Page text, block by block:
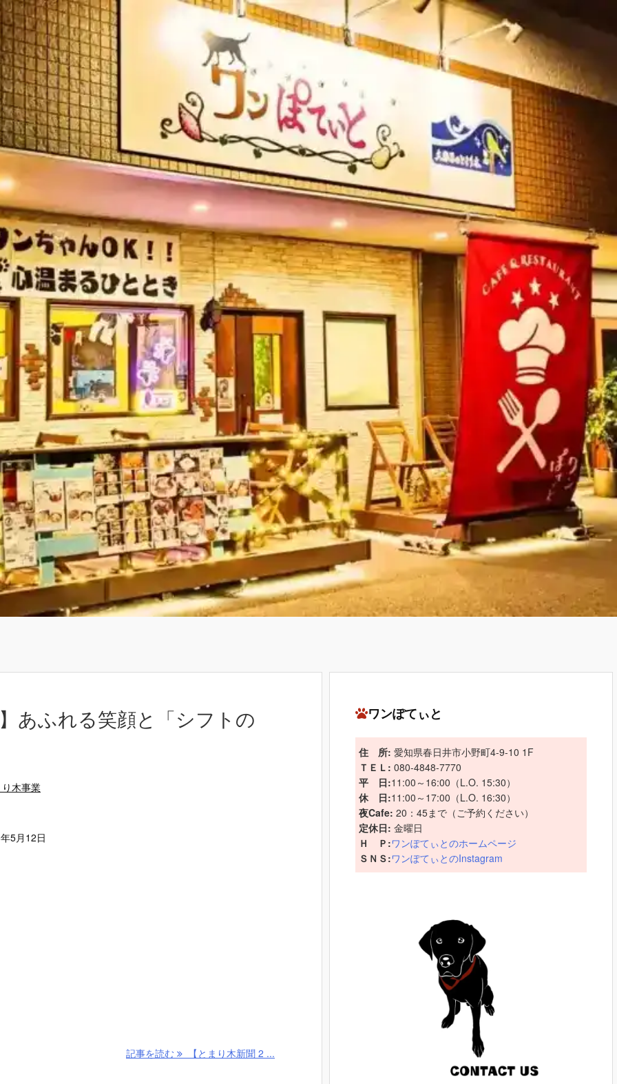
あふれる笑顔と「シフトの
木事業
5月12日
記事を読む 【とまり木新聞 2 ...
ワンぽてぃと
住 所: 愛知県春日井市小野町4-9-10 1F
ＴＥＬ: 080-4848-7770
平 日:11:00～16:00（L.O. 15:30）
休 日:11:00～17:00（L.O. 16:30）
夜Cafe: 20：45まで（ご予約ください）
定休日: 金曜日
Ｈ Ｐ:ワンぽてぃとのホームページ
ＳＮＳ:ワンぽてぃとのInstagram